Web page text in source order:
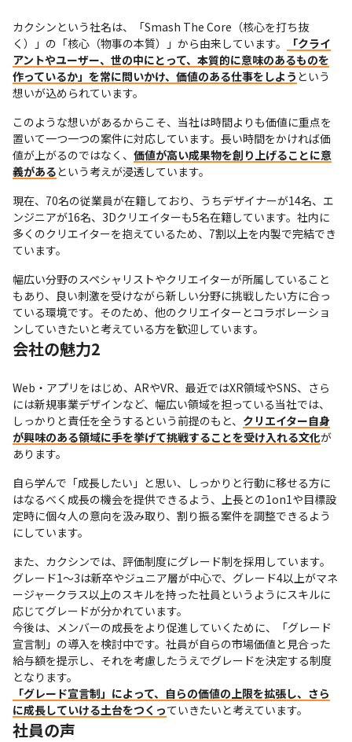
カクシンという社名は、「Smash The Core（核心を打ち抜
く）」の「核心（物事の本質）」から由来しています。
「クライ
アントやユーザー、世の中にとって、本質的に意味のあるものを
作っているか」を常に問いかけ、価値のある仕事をしよう という
想いが込められています。
このような想いがあるからこそ、当社は時間よりも価値に重点を
置いて一つ一つの案件に対応しています。長い時間をかければ価
値が上がるのではなく、 価値が高い成果物を創り上げることに意
義があるという考えが浸透しています。
現在、70名の従業員が在籍しており、うちデザイナーが14名、エ
ンジニアが16名、3Dクリエイターも5名在籍しています。社内に
多くのクリエイターを抱えているため、7割以上を内製で完結でき
ています。
幅広い分野のスペシャリストやクリエイターが所属していること
もあり、良い刺激を受けながら新しい分野に挑戦したい方に合っ
ている環境です。そのため、他のクリエイターとコラボレーショ
ンしていきたいと考えている方を歓迎しています。
会社の魅力2
Web・アプリをはじめ、ARやVR、最近ではXR領域やSNS、さら
には新規事業デザインなど、幅広い領域を担っている当社では、
しっかりと責任を全うするという前提のもと、 クリエイター自身
が興味のある領域に手を挙げて挑戦することを受け入れる文化が
あります。
自ら学んで「成長したい」と思い、しっかりと行動に移せる方に
はなるべく成長の機会を提供できるよう、上長との1on1や目標設
定時に個々人の意向を汲み取り、割り振る案件を調整できるよう
にしています。
また、カクシンでは、評価制度にグレード制を採用しています。
グレード1～3は新卒やジュニア層が中心で、グレード4以上がマネ
ージャークラス以上のスキルを持った社員というようにスキルに
応じてグレードが分かれています。
今後は、メンバーの成長をより促進していくために、「グレード
宣言制」の導入を検討中です。社員が自らの市場価値と見合った
給与額を提示し、それを考慮したうえでグレードを決定する制度
「グレード宣言制」によって、自らの価値の上限を拡張し、さら
に成長していける土台をつくっていきたいと考えています。
社員の声